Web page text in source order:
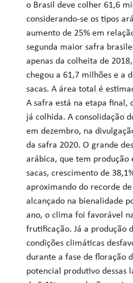
o Brasil deve colher 61,6
considerando-se os tipos
aumento de 25% em
segunda maior safra
apenas da colheita de
chegou a 61,7 milhões e a
sacas. A área total é
A safra está na etapa final,
já colhida. A consolidação
em dezembro, na
da safra 2020. O grande
arábica, que tem produção
sacas, crescimento de
aproximando do recorde
alcançado na bienalidade
ano, o clima foi favorável
frutificação. Já a produção
condições climáticas
durante a fase de floração
potencial produtivo dessas